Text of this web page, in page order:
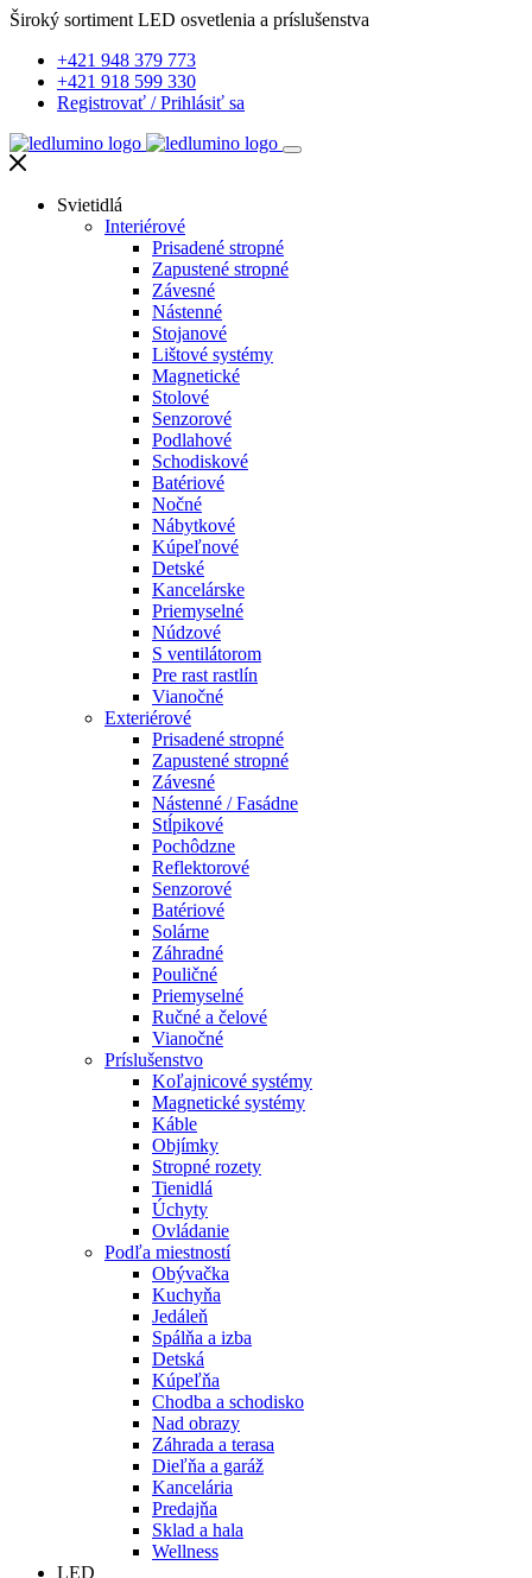
Široký sortiment LED osvetlenia a príslušenstva
+421 948 379 773
+421 918 599 330
Registrovať /Prihlásiť sa
Svietidlá
Interiérové
Prisadené stropné
Zapustené stropné
Závesné
Nástenné
Stojanové
Lištové systémy
Magnetické
Stolové
Senzorové
Podlahové
Schodiskové
Batériové
Nočné
Nábytkové
Kúpeľnové
Detské
Kancelárske
Priemyselné
Núdzové
S ventilátorom
Pre rast rastlín
Vianočné
Exteriérové
Prisadené stropné
Zapustené stropné
Závesné
Nástenné / Fasádne
Stĺpikové
Pochôdzne
Reflektorové
Senzorové
Batériové
Solárne
Záhradné
Pouličné
Priemyselné
Ručné a čelové
Vianočné
Príslušenstvo
Koľajnicové systémy
Magnetické systémy
Káble
Objímky
Stropné rozety
Tienidlá
Úchyty
Ovládanie
Podľa miestností
Obývačka
Kuchyňa
Jedáleň
Spálňa a izba
Detská
Kúpeľňa
Chodba a schodisko
Nad obrazy
Záhrada a terasa
Dieľňa a garáž
Kancelária
Predajňa
Sklad a hala
Wellness
LED